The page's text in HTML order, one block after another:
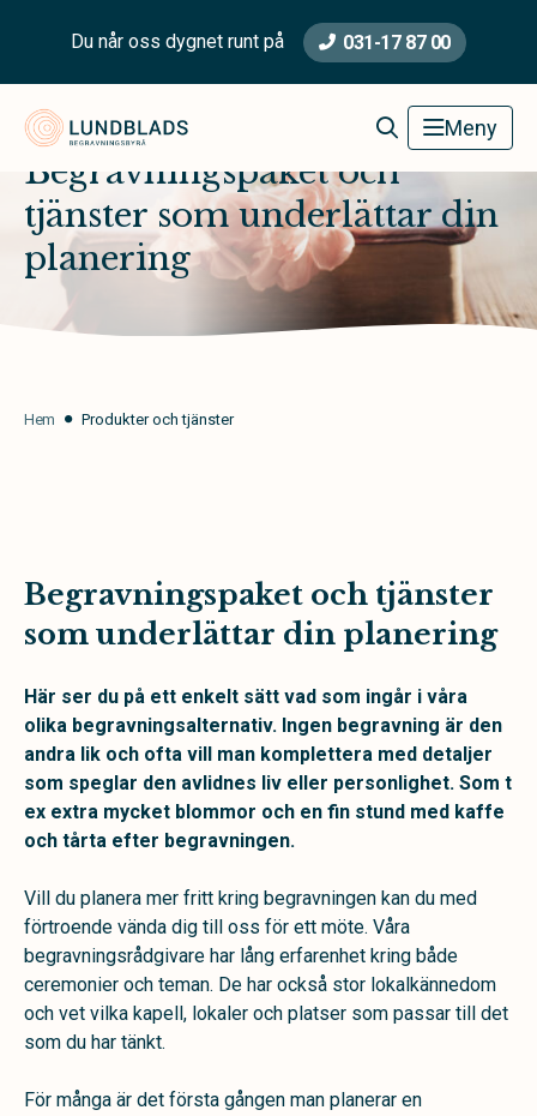
Du når oss dygnet runt på 031-17 87 00
Lundblads Begravningsbyrå Meny
Begravningspaket och
tjänster som underlättar din
planering
Hem Produkter och tjänster
Begravningspaket och tjänster
som underlättar din planering
Här ser du på ett enkelt sätt vad som ingår i våra
olika begravningsalternativ. Ingen begravning är den
andra lik och ofta vill man komplettera med detaljer
som speglar den avlidnes liv eller personlighet. Som t
ex extra mycket blommor och en fin stund med kaffe
och tårta efter begravningen.
Vill du planera mer fritt kring begravningen kan du med
förtroende vända dig till oss för ett möte. Våra
begravningsrådgivare har lång erfarenhet kring både
ceremonier och teman. De har också stor lokalkännedom
och vet vilka kapell, lokaler och platser som passar till det
som du har tänkt.
För många är det första gången man planerar en